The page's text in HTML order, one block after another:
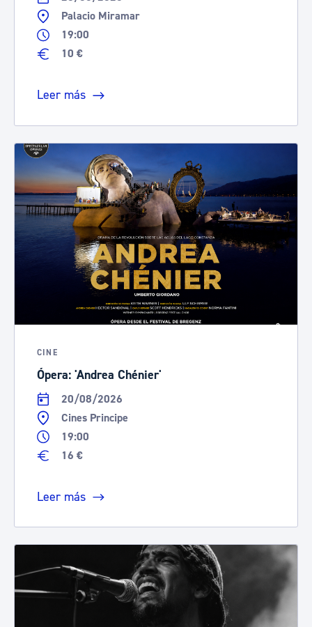
Palacio Miramar
19:00
10 €
Leer más
CINE
Ópera: 'Andrea Chénier'
20/08/2026
Cines Principe
19:00
16 €
Leer más